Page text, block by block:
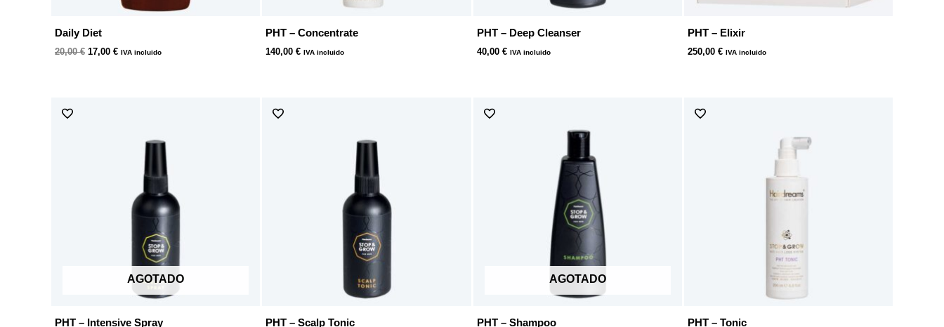
Daily Diet
20,00€ 17,00 € IVA incluido
PHT – Concentrate
140,00€ IVA incluido
PHT – Deep Cleanser
40,00 € IVA incluido
PHT – Elixir
250,00 € IVA incluido
AGOTADO
PHT – Intensive Spray PHT – Scalp Tonic
AGOTADO
PHT – Shampoo PHT – Tonic